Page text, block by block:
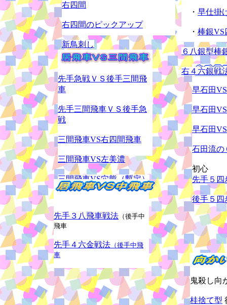
・ 早仕掛
・ 棒銀VS
６八銀型棒
右４六銀戦
鬼殺し向
桂捨て型
早石田
早石田
早石田
石田流の
初心
先手５四
後手５四
先手３八飛車戦法 （後手中
飛車
先手４六金戦法 （後手中飛
車
先手急戦ＶＳ後手三間飛
車
先手三間飛車ＶＳ後手急
戦
三間飛車VS右四間飛車
三間飛車VS左美濃
三間飛車VS穴熊（暫定）
右四間
右四間のピックアップ
新鳥刺し
かまいたち
かまいたち２
５筋位取り（左銀）